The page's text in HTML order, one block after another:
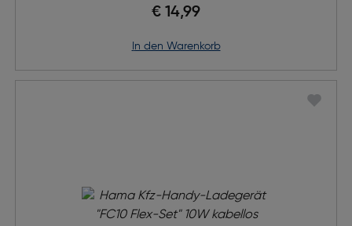
€ 14,99
in den Warenkorb